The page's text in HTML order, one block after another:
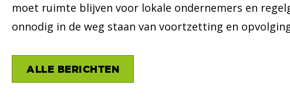
moet ruimte blijven voor lokale ondernemers en
onnodig in de weg staan van voortzetting en
ALLE BERICHTEN